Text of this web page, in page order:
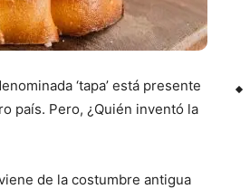
‘tapa’ está presente
país. Pero, ¿Quién inventó la
de la costumbre antigua